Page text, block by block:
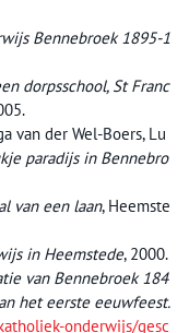
Bennebroek 1895-1
dorpsschool, St Franc
van der Wel-Boers, Lu
paradijs in Bennebro
van een laan, Heemste
in Heemstede, 2000.
van Bennebroek 184
het eerste eeuwfeest.
onderwijs/gesc